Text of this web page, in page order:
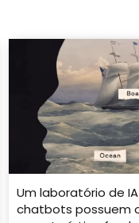
Um laboratório de
chatbots possuem